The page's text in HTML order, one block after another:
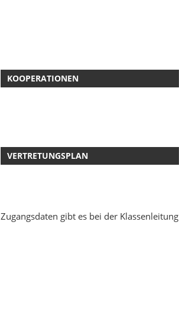
KOOPERATIONEN
VERTRETUNGSPLAN
Zugangsdaten gibt es bei der Klassenleitung